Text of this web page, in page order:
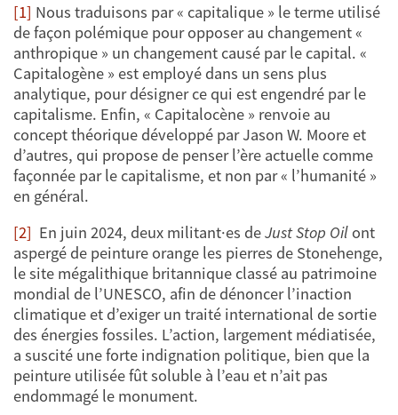
[1] Nous traduisons par « capitalique » le terme utilisé
de façon polémique pour opposer au changement «
anthropique » un changement causé par le capital. «
Capitalogène » est employé dans un sens plus
analytique, pour désigner ce qui est engendré par le
capitalisme. Enfin, « Capitalocène » renvoie au
concept théorique développé par Jason W. Moore et
d’autres, qui propose de penser l’ère actuelle comme
façonnée par le capitalisme, et non par « l’humanité »
en général.
[2] En juin 2024, deux militant·es deJust Stop Oil ont
aspergé de peinture orange les pierres de Stonehenge,
le site mégalithique britannique classé au patrimoine
mondial de l’UNESCO, afin de dénoncer l’inaction
climatique et d’exiger un traité international de sortie
des énergies fossiles. L’action, largement médiatisée,
a suscité une forte indignation politique, bien que la
peinture utilisée fût soluble à l’eau et n’ait pas
endommagé le monument.